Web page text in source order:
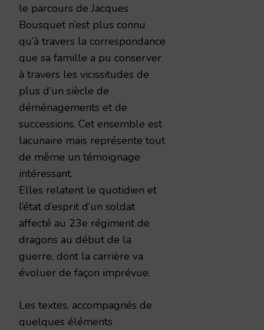
le parcours de Jacques
Bousquet n’est plus connu
qu’à travers la correspondance
que sa famille a pu conserver
à travers les vicissitudes de
plus d’un siècle de
déménagements et de
successions. Cet ensemble est
lacunaire mais représente tout
de même un témoignage
intéressant.
Elles relatent le quotidien et
l’état d’esprit d’un soldat
affecté au 23e régiment de
dragons au début de la
guerre, dont la carrière va
évoluer de façon imprévue.
Les textes, accompagnés de
quelques éléments